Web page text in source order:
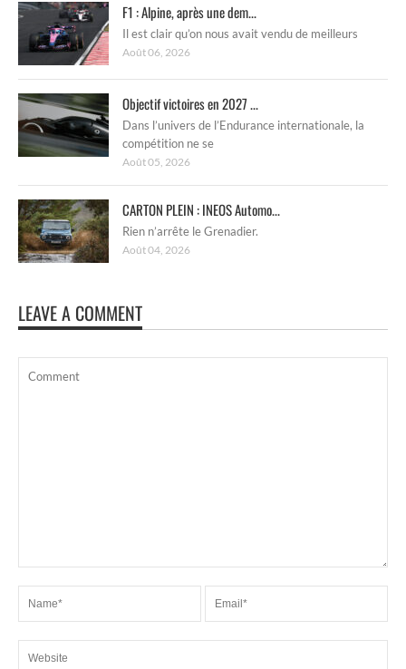
F1 : Alpine, après une dem...
Il est clair qu’on nous avait vendu de meilleurs
Août 06, 2026
Objectif victoires en 2027 ...
Dans l’univers de l’Endurance internationale, la
compétition ne se
Août 05, 2026
CARTON PLEIN : INEOS Automo...
Rien n’arrête le Grenadier.
Août 04, 2026
LEAVE A COMMENT